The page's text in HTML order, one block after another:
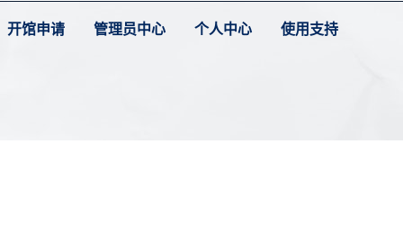
开馆申请 管理员中心 个人中心 使用支持